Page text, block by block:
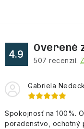
u
4.9
Overené
507 recenzií.
Gabriela
Spokojnosť na 100%.
poradenstvo, ochotný